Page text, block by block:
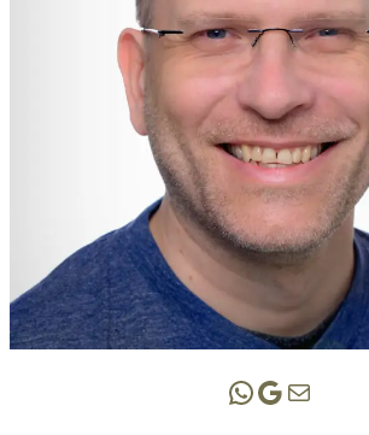
Andreas Scholz | (HPP)
Praxis Adlershof
E-Mail an mich ...